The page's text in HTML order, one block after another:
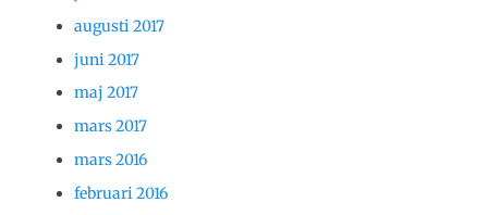
augusti 2017
juni 2017
maj 2017
mars 2017
mars 2016
februari 2016